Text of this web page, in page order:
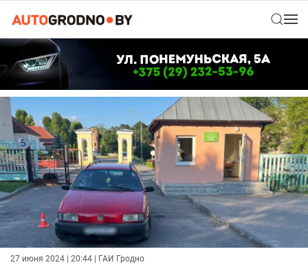
27 июня 2024 | 20:44 | ГАИ Гродно